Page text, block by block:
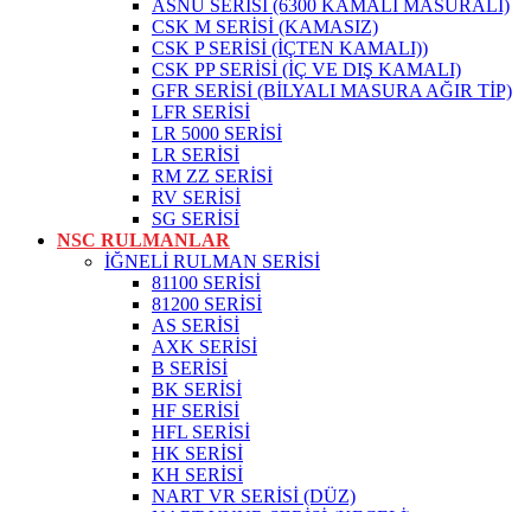
ASNU SERİSİ (6300 KAMALI MASURALI)
CSK M SERİSİ (KAMASIZ)
CSK P SERİSİ (İÇTEN KAMALI))
CSK PP SERİSİ (İÇ VE DIŞ KAMALI)
GFR SERİSİ (BİLYALI MASURA AĞIR TİP)
LFR SERİSİ
LR 5000 SERİSİ
LR SERİSİ
RM ZZ SERİSİ
RV SERİSİ
SG SERİSİ
NSC RULMANLAR
İĞNELİ RULMAN SERİSİ
81100 SERİSİ
81200 SERİSİ
AS SERİSİ
AXK SERİSİ
B SERİSİ
BK SERİSİ
HF SERİSİ
HFL SERİSİ
HK SERİSİ
KH SERİSİ
NART VR SERİSİ (DÜZ)